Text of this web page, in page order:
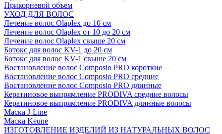
Прикорневой объем
УХОД ДЛЯ ВОЛОС
Лечение волос Olapleх до 10 см
Лечение волос Olapleх от 10 до 20 см
Лечение волос Olapleх свыше 20 см
Ботокс для волос KV-1 до 20 см
Ботокс для волос KV-1 свыше 20 см
Востановление волос Composio PRO короткие
Востановление волос Composio PRO средние
Востановление волос Composio PRO длинные
Кератиновое выпрямление PRODIVA средние волосы
Кератиновое выпрямление PRODIVA длинные волосы
Маска J-Line
Маска Keune
ИЗГОТОВЛЕНИЕ ИЗДЕЛИЙ ИЗ НАТУРАЛЬНЫХ ВОЛОС